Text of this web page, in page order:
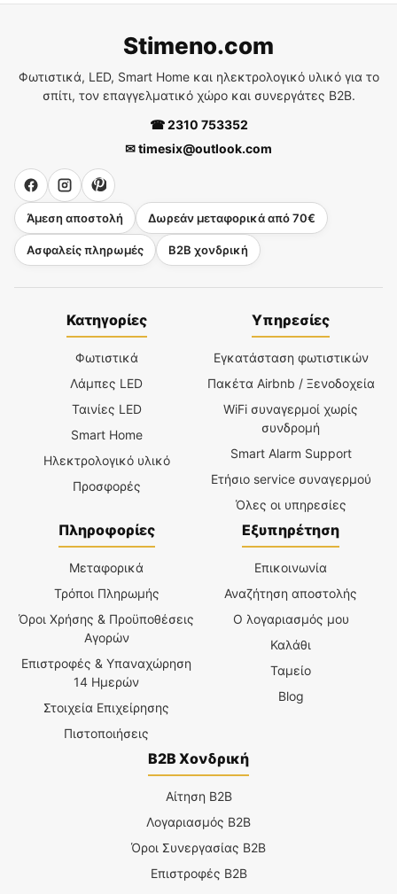
Stimeno.com
Φωτιστικά, LED, Smart Home και ηλεκτρολογικό υλικό για το
σπίτι, τον επαγγελματικό χώρο και συνεργάτες B2B.
☎ 2310 753352
✉ timesix@outlook.com
Άμεση αποστολή Δωρεάν μεταφορικά από 70€
Ασφαλείς πληρωμές B2B χονδρική
Κατηγορίες
Φωτιστικά
Λάμπες LED
Ταινίες LED
Smart Home
Ηλεκτρολογικό υλικό
Προσφορές
Υπηρεσίες
Εγκατάσταση φωτιστικών
Πακέτα Airbnb / Ξενοδοχεία
WiFi συναγερμοί χωρίς
συνδρομή
Smart Alarm Support
Ετήσιο service συναγερμού
Όλες οι υπηρεσίες
Πληροφορίες
Μεταφορικά
Τρόποι Πληρωμής
Όροι Χρήσης & Προϋποθέσεις
Αγορών
Επιστροφές & Υπαναχώρηση
14 Ημερών
Στοιχεία Επιχείρησης
Πιστοποιήσεις
Εξυπηρέτηση
Επικοινωνία
Αναζήτηση αποστολής
Ο λογαριασμός μου
Καλάθι
Ταμείο
Blog
B2B Χονδρική
Αίτηση B2B
Λογαριασμός B2B
Όροι Συνεργασίας B2B
Επιστροφές B2B